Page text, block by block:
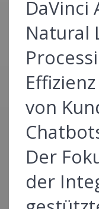
DaVinci
Natural
von
Der
der